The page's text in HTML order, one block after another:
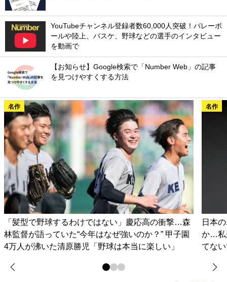
YouTubeチャンネル登録者数60,000人突破！バレーボ
ールや陸上、バスケ、野球などの選手のインタビュー
を動画で
【お知らせ】Google検索で「Number Web」の記事
を見つけやすくする方法
名作
「髪型で野球するわけではない」慶応高の衝撃…森
林監督が語っていた“今年はなぜ強いのか？” 甲子園
4万人が沸いた清原勝児「野球は本当に楽しい」
名作
日本
か…私
てな